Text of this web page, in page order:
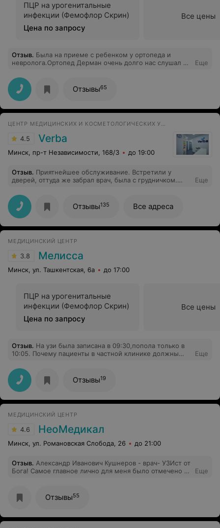
ПЦР на урогенитальные
инфекции (Фемофлор Скрин)
Цена по запросу
Все цены
Отзыв. Была на приеме с ребенком у ортопеда и
невролога.Ортопед Дерман очень долго нас слушал и
за пару минут выставил правильный диагноз и
рекомендовал быстро лечиться в стационаре. Спасибо
за помощь.
Еще
Отзывы65
ЦЕНТР МЕДИЦИНСКИХ И КОСМЕТОЛОГИЧЕСКИХ УСЛУГ
4.5 Verba
Минск, пр-т Независимости, 168/3 до 19:00
Отзыв. Приятнейшее обслуживание. Встретили у
дверей, оттуда же забрал врач, была с грудничком.
Еще
Отзывы135 Все адреса
МЕДИЦИНСКИЙ ЦЕНТР
3.8 Мелисса
Минск, ул. Ташкентская, 6а до 17:00
ПЦР на урогенитальные
инфекции (Фемофлор Скрин)
Цена по запросу
Все цены
Отзыв. На узи была записана в 09:30,попола только в
10:05. Почему пациенты в частной клинике должны
коридоре собралась целая очередь.
Еще
Отзывы19
МЕДИЦИНСКИЙ ЦЕНТР
4.6 НеоМедикал
Минск, ул. Романовская Слобода, 26 до 21:00
Отзыв. Александр Иванович Кушнеров - врач- УЗИст от
Бога! Самое главное лично для меня было отмечено в
полости + кишечник ). 2. Рассказывает понятно и
отвечает на ВСЕ вопросы! Самое интересное и тоже
позвоночном отделе, выпячивание было внутреннее и
Еще
Отзывы55